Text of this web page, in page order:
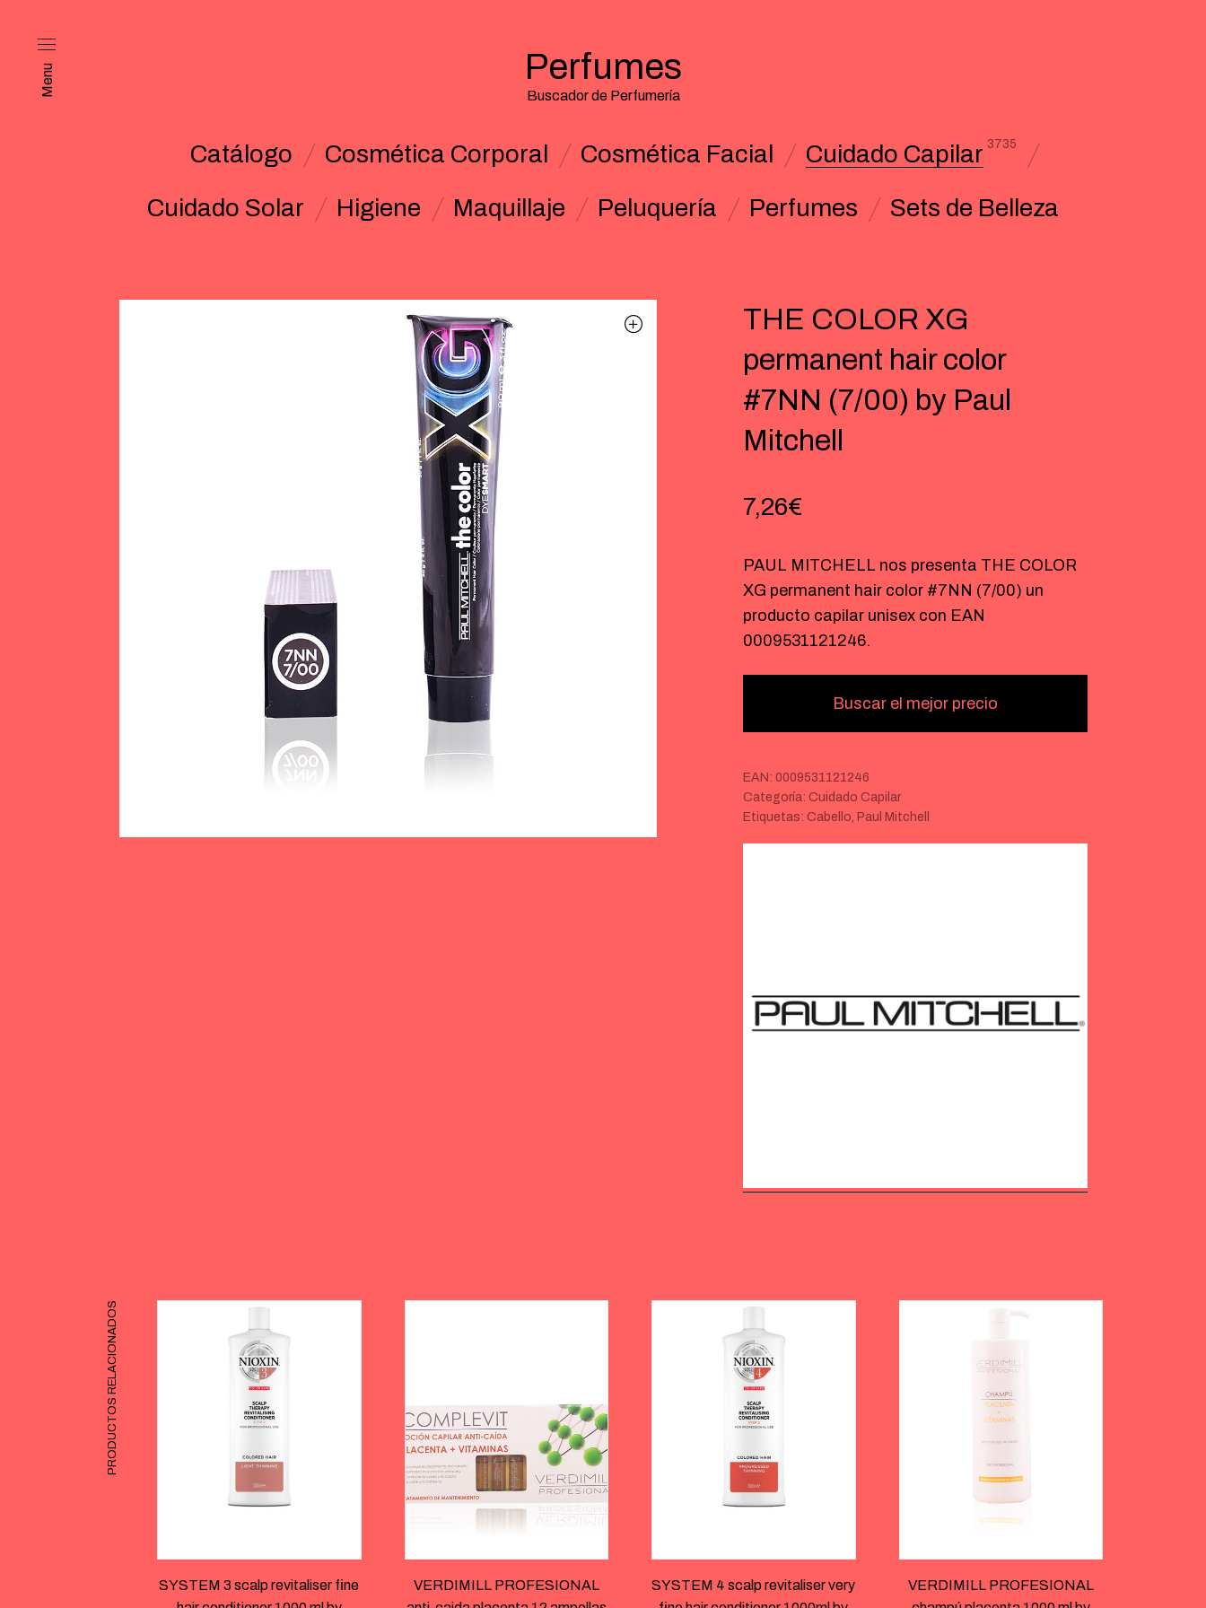
Menu Perfumes
Buscador de Perfumería
Catálogo Cosmética Corporal Cosmética Facial Cuidado Capilar 3735
Cuidado Solar Higiene Maquillaje Peluquería Perfumes Sets de Belleza
THE COLOR XG
permanent hair color
#7NN (7/00) by Paul
Mitchell
7,26€
PAUL MITCHELL nos presenta THE COLOR
XG permanent hair color #7NN (7/00) un
producto capilar unisex con EAN
0009531121246.
Buscar el mejor precio
EAN: 0009531121246
Categoría: Cuidado Capilar
Etiquetas: Cabello, Paul Mitchell
PRODUCTOS RELACIONADOS
SYSTEM 3 scalp revitaliser fine
VERDIMILL PROFESIONAL
SYSTEM 4 scalp revitaliser very
VERDIMILL PROFESIONAL